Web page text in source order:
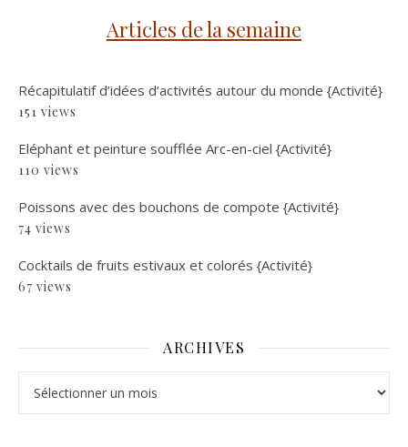
Articles de la semaine
Récapitulatif d’idées d’activités autour du monde {Activité}
151 views
Eléphant et peinture soufflée Arc-en-ciel {Activité}
110 views
Poissons avec des bouchons de compote {Activité}
74 views
Cocktails de fruits estivaux et colorés {Activité}
67 views
ARCHIVES